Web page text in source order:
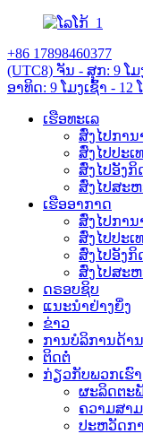
+86 17898460377
(UTC8) ຈັນ - ສຸກ: 9 ໂມ
ອາທິດ: 9 ໂມງເຊົ້າ - 12
ເຮືອທະເລ
ສົ່ງໄປການ
ສົ່ງໄປປະເ
ສົ່ງໄປອັງກິ
ສົ່ງໄປສະ
ເຮືອອາກາດ
ສົ່ງໄປການ
ສົ່ງໄປປະເ
ສົ່ງໄປອັງກິ
ສົ່ງໄປສະ
ດຣອບຊິບ
ແນະນຳຢ່າງຍິ່ງ
ຂ່າວ
ການບໍລິການດ້າ
ຕິດຕໍ່
ກ່ຽວກັບພວກເຮົາ
ຜະລິດຕະ
ຄວາມສາ
ປະຫວັດກ